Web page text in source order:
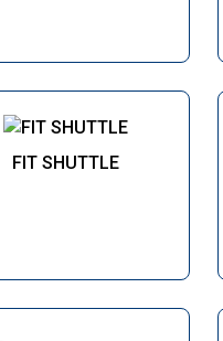
FIT SHUTTLE